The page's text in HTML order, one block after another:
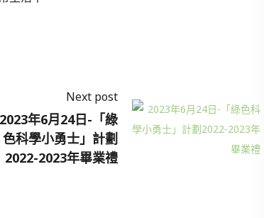
Next post
2023年6月24日-「綠
色科學小勇士」計劃
2022-2023年畢業禮